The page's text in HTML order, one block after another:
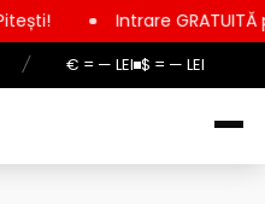
/ € = — LEI $ = — LEI
GRATUITĂ pentru copii,